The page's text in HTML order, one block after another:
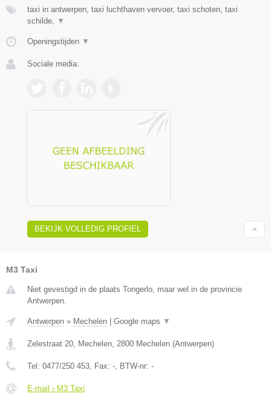
taxi in antwerpen, taxi luchthaven vervoer, taxi schoten, taxi
schilde, ▼
Openingstijden ▼
Sociale media:
BEKIJK VOLLEDIG PROFIEL
M3 Taxi
Niet gevestigd in de plaats Tongerlo, maar wel in de provincie
Antwerpen.
Antwerpen » Mechelen Google maps ▼
Zelestraat 20, Mechelen 2800 Mechelen (Antwerpen)
Tel: 0477/250 453 , Fax: - , BTW-nr: -
E-mail › M3 Taxi